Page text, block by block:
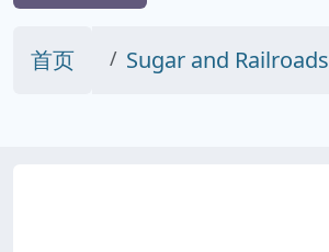
首页 Sugar and Railroads